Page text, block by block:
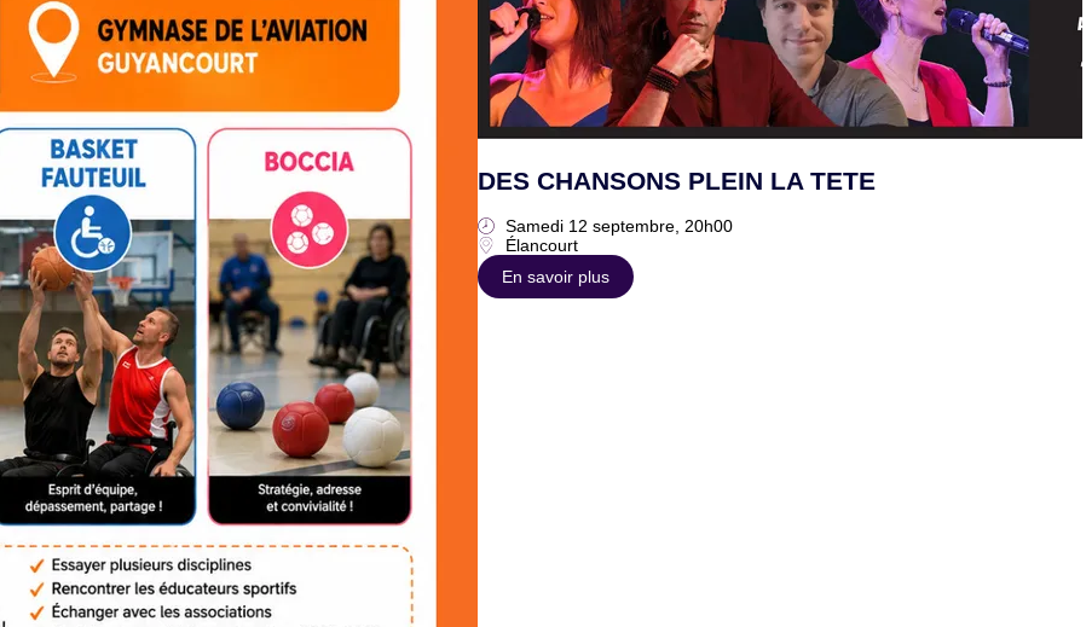
DES CHANSONS PLEIN LA TETE
Samedi 12 septembre, 20h00
Élancourt
En savoir plus